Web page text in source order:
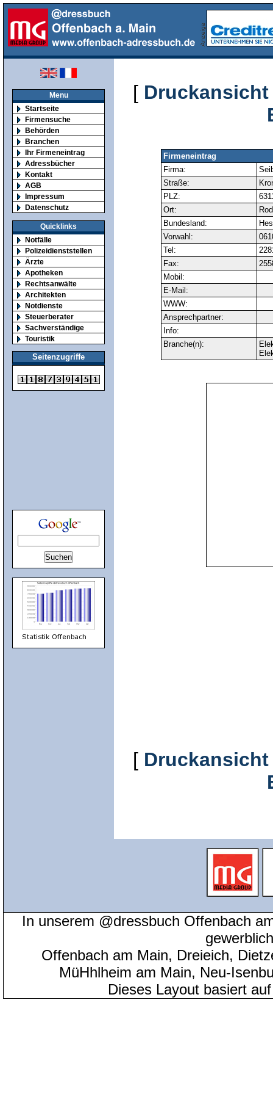
Menu
Startseite
Firmensuche
Behörden
Branchen
Ihr Firmeneintrag
Adressbücher
Kontakt
AGB
Impressum
Datenschutz
Quicklinks
Notfälle
Polizeidienststellen
Ärzte
Apotheken
Rechtsanwälte
Architekten
Notdienste
Steuerberater
Sachverständige
Touristik
Seitenzugriffe
[ Druckansicht
Firmeneintrag
Firma:
Straße:
PLZ:
Ort:
Bundesland:
Vorwahl:
Tel:
Fax:
Mobil:
E-Mail:
WWW:
Ansprechpartner:
Info:
Branche(n):
[ Druckansicht
In unserem @dressbuch Offenbach
Offenbach am Main, Dreieich,
MüHhlheim am Main, Neu-
Dieses Layout basiert